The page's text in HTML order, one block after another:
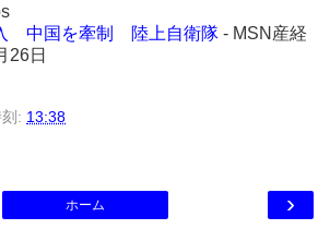
中国を牽制 陸上自衛隊 - MSN産経
26日
: 13:38
›
ホーム